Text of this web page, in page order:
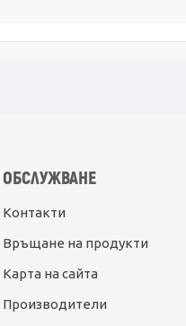
ОБСЛУЖВАНЕ
Контакти
Връщане на продукти
Карта на сайта
Производители